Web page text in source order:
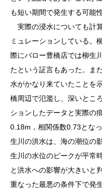
も短い期間で発生する可能
実際の浸水についても計
ミュレーションしている。
際にバロー豊橋店では柳生
たという証言もあった。ま
水がかなり来ていたことを
橋周辺で氾濫し、深いとこ
ションしたデータと実際の
0.18m，相関係数0.73とな
生川の洪水は、海の潮位の
生川の水位のピークが平常
と洪水への影響が大きいと
重なった最悪の条件下で発